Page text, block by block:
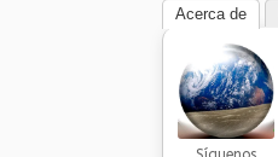
Acerca de